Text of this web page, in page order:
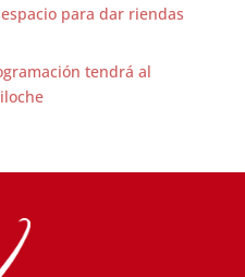
para dar riendas
tendrá al